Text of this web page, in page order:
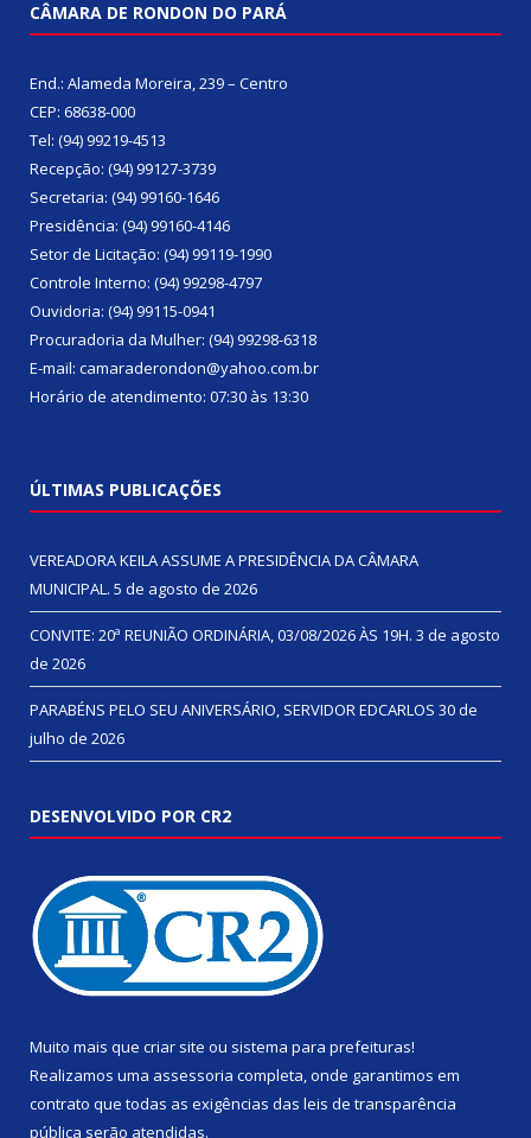
CÂMARA DE RONDON DO PARÁ
End.: Alameda Moreira, 239 – Centro
CEP: 68638-000
Tel: (94) 99219-4513
Recepção: (94) 99127-3739
Secretaria: (94) 99160-1646
Presidência: (94) 99160-4146
Setor de Licitação: (94) 99119-1990
Controle Interno: (94) 99298-4797
Ouvidoria: (94) 99115-0941
Procuradoria da Mulher: (94) 99298-6318
E-mail: camaraderondon@yahoo.com.br
Horário de atendimento: 07:30 às 13:30
ÚLTIMAS PUBLICAÇÕES
VEREADORA KEILA ASSUME A PRESIDÊNCIA DA CÂMARA
MUNICIPAL. 5 de agosto de 2026
CONVITE: 20ª REUNIÃO ORDINÁRIA, 03/08/2026 ÀS 19H. 3 de agosto
de 2026
PARABÉNS PELO SEU ANIVERSÁRIO, SERVIDOR EDCARLOS 30 de
julho de 2026
DESENVOLVIDO POR CR2
Muito mais que criar site ou sistema para prefeituras!
Realizamos uma assessoria completa, onde garantimos em
contrato que todas as exigências das leis de transparência
pública serão atendidas.